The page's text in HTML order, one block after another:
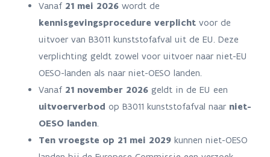
Vanaf 21 mei 2026 wordt de
kennisgevingsprocedure verplicht voor de
uitvoer van B3011 kunststofafval uit de EU. Deze
verplichting geldt zowel voor uitvoer naar niet-EU
OESO-landen als naar niet-OESO landen.
Vanaf 21 november 2026 geldt in de EU een
uitvoerverbod op B3011 kunststofafval naar niet-
OESO landen.
Ten vroegste op 21 mei 2029 kunnen niet-OESO